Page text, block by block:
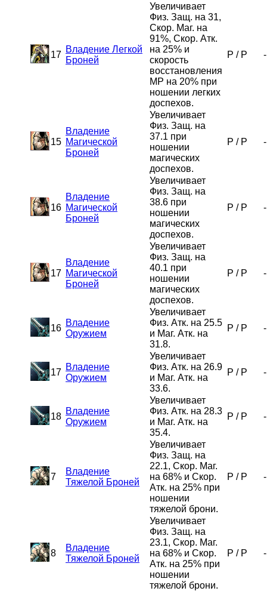
17
Владение Легкой
Броней
Увеличивает
Физ. Защ. на 31,
Скор. Маг. на
91%, Скор. Атк.
на 25% и
скорость
восстановления
MP на 20% при
ношении легких
доспехов.
P / P -
15
Владение
Магической
Броней
Увеличивает
Физ. Защ. на
37.1 при
ношении
магических
доспехов.
P / P -
16
Владение
Магической
Броней
Увеличивает
Физ. Защ. на
38.6 при
ношении
магических
доспехов.
P / P -
17
Владение
Магической
Броней
Увеличивает
Физ. Защ. на
40.1 при
ношении
магических
доспехов.
P / P -
16
Владение
Оружием
Увеличивает
Физ. Атк. на 25.5
и Маг. Атк. на
31.8.
P / P -
17
Владение
Оружием
Увеличивает
Физ. Атк. на 26.9
и Маг. Атк. на
33.6.
P / P -
18
Владение
Оружием
Увеличивает
Физ. Атк. на 28.3
и Маг. Атк. на
35.4.
P / P -
7
Владение
Тяжелой Броней
Увеличивает
Физ. Защ. на
22.1, Скор. Маг.
на 68% и Скор.
Атк. на 25% при
ношении
тяжелой брони.
P / P -
8
Владение
Тяжелой Броней
Увеличивает
Физ. Защ. на
23.1, Скор. Маг.
на 68% и Скор.
Атк. на 25% при
ношении
тяжелой брони.
P / P -